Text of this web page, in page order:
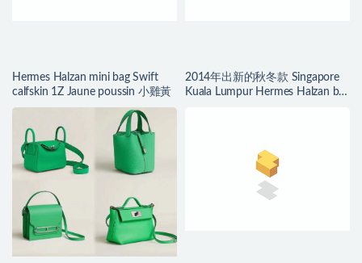
Hermes Halzan mini bag Swift
calfskin 1Z Jaune poussin 小雞黃
2014年出新的秋冬款 Singapore
Kuala Lumpur Hermes Halzan bag